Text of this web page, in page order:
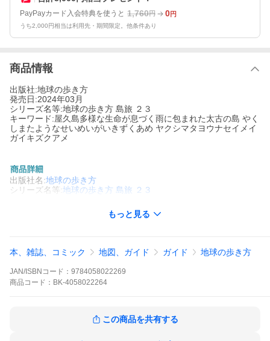
PayPayカード入会特典を使うと 1,760円 0円
うち2,000円相当は利用先・期間限定。他条件あり
商品情報
出版社:地球の歩き方
発売日:2024年03月
シリーズ名等:地球の歩き方 島旅 ２３
キーワード:屋久島多様な生命が息づく雨に包まれた太古の島 やく
しまたようなせいめいがいきずくあめ ヤクシマタヨウナセイメイ
ガイキズクアメ
出版社名:地球の歩き方
シリーズ名等:地球の歩き方 島旅 ２３
島の人が教えてくれた、地元密着！島旅ガイド。
もっと見る
本、雑誌、コミック 地図、ガイド ガイド 地球の歩き方
JAN/ISBNコード： 9784058022269
商品 コード： BK-4058022264
この商品を共有する